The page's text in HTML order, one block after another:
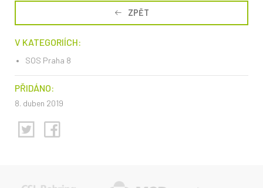
ZPĚT
V KATEGORIÍCH:
SOS Praha 8
PŘIDÁNO:
8. duben 2019